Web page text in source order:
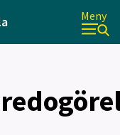
Meny